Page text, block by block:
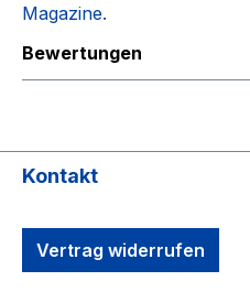
Magazine.
Bewertungen
Kontakt
Vertrag widerrufen